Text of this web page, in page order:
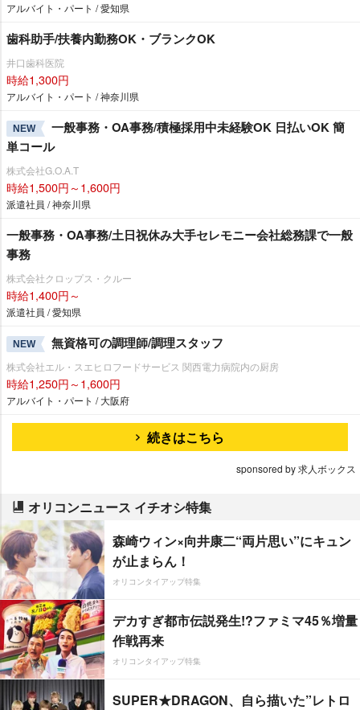
アルバイト・パート / 愛知県
歯科助手/扶養内勤務OK・ブランクOK
井口歯科医院
時給1,300円
アルバイト・パート / 神奈川県
NEW
一般事務・OA事務/積極採用中未経験OK 日払いOK 簡
単コール
株式会社G.O.A.T
時給1,500円～1,600円
派遣社員 / 神奈川県
一般事務・OA事務/土日祝休み大手セレモニー会社総務課で一般
事務
株式会社クロップス・クルー
時給1,400円～
派遣社員 / 愛知県
NEW 無資格可の調理師/調理スタッフ
株式会社エル・スエヒロフードサービス 関西電力病院内の厨房
時給1,250円～1,600円
アルバイト・パート / 大阪府
続きはこちら
sponsored by 求人ボックス
オリコンニュース イチオシ特集
森崎ウィン×向井康二“両片思い”にキュン
が止まらん！
オリコンタイアップ特集
デカすぎ都市伝説発生!?ファミマ45％増量
作戦再来
オリコンタイアップ特集
SUPER★DRAGON、自ら描いた”レトロ